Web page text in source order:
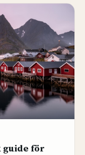
guide för